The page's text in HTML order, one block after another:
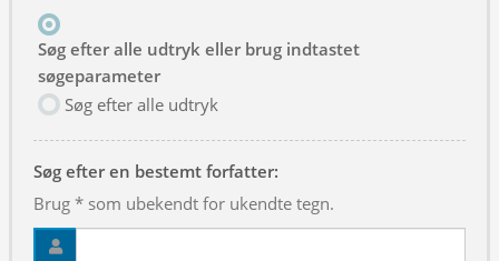
Søg efter alle udtryk eller brug indtastet
søgeparameter
Søg efter alle udtryk
Søg efter en bestemt forfatter:
Brug * som ubekendt for ukendte tegn.